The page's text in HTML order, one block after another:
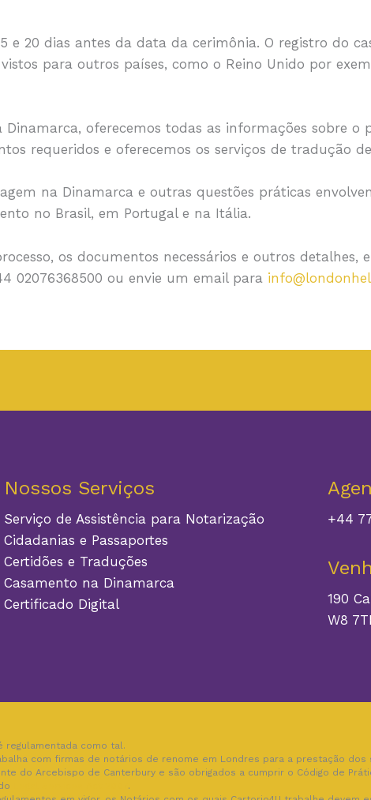
e 20 dias antes da data da cerimônia. O registro do
para outros países, como o Reino Unido por
oferecemos todas as informações sobre o
requeridos e oferecemos os serviços de tradução
na Dinamarca e outras questões práticas
no Brasil, em Portugal e na Itália.
os documentos necessários e outros detalhes,
02076368500 ou envie um email para
Nossos Serviços
Serviço de Assistência para Notarização
Cidadanias e Passaportes
Certidões e Traduções
Casamento na Dinamarca
Certificado Digital
+44
190
W8
regulamentada como tal.
com firmas de notários de renome em Londres para a prestação
do Arcebispo de Canterbury e são obrigados a cumprir o Código de
.